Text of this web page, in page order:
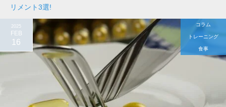
リメント3選!
2025
FEB
16
コラム
トレーニング
食事